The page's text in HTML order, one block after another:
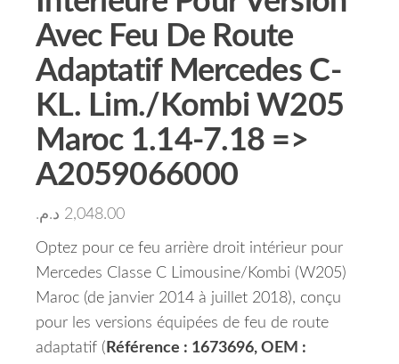
Avec Feu De Route
Adaptatif Mercedes C-
KL. Lim./Kombi W205
Maroc 1.14-7.18 =>
A2059066000
2,048.00 د.م.
Optez pour ce feu arrière droit intérieur pour
Mercedes Classe C Limousine/Kombi (W205)
Maroc (de janvier 2014 à juillet 2018), conçu
pour les versions équipées de feu de route
adaptatif ( Référence : 1673696, OEM :